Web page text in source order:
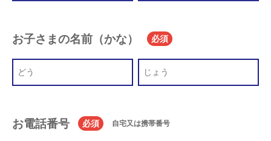
お子さまの名前（かな） 必須
お電話番号 必須 自宅又は携帯番号